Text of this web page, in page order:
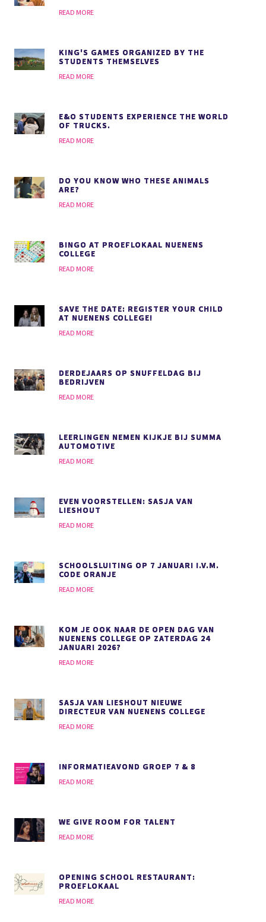
READ MORE
KING'S GAMES ORGANIZED BY THE
STUDENTS THEMSELVES
READ MORE
E&O STUDENTS EXPERIENCE THE WORLD
OF TRUCKS.
READ MORE
DO YOU KNOW WHO THESE ANIMALS
ARE?
READ MORE
BINGO AT PROEFLOKAAL NUENENS
COLLEGE
READ MORE
SAVE THE DATE: REGISTER YOUR CHILD
AT NUENENS COLLEGE!
READ MORE
DERDEJAARS OP SNUFFELDAG BIJ
BEDRIJVEN
READ MORE
LEERLINGEN NEMEN KIJKJE BIJ SUMMA
AUTOMOTIVE
READ MORE
EVEN VOORSTELLEN: SASJA VAN
LIESHOUT
READ MORE
SCHOOLSLUITING OP 7 JANUARI I.V.M.
CODE ORANJE
READ MORE
KOM JE OOK NAAR DE OPEN DAG VAN
NUENENS COLLEGE OP ZATERDAG 24
JANUARI 2026?
READ MORE
SASJA VAN LIESHOUT NIEUWE
DIRECTEUR VAN NUENENS COLLEGE
READ MORE
INFORMATIEAVOND GROEP 7 & 8
READ MORE
WE GIVE ROOM FOR TALENT
READ MORE
OPENING SCHOOL RESTAURANT:
PROEFLOKAAL
READ MORE